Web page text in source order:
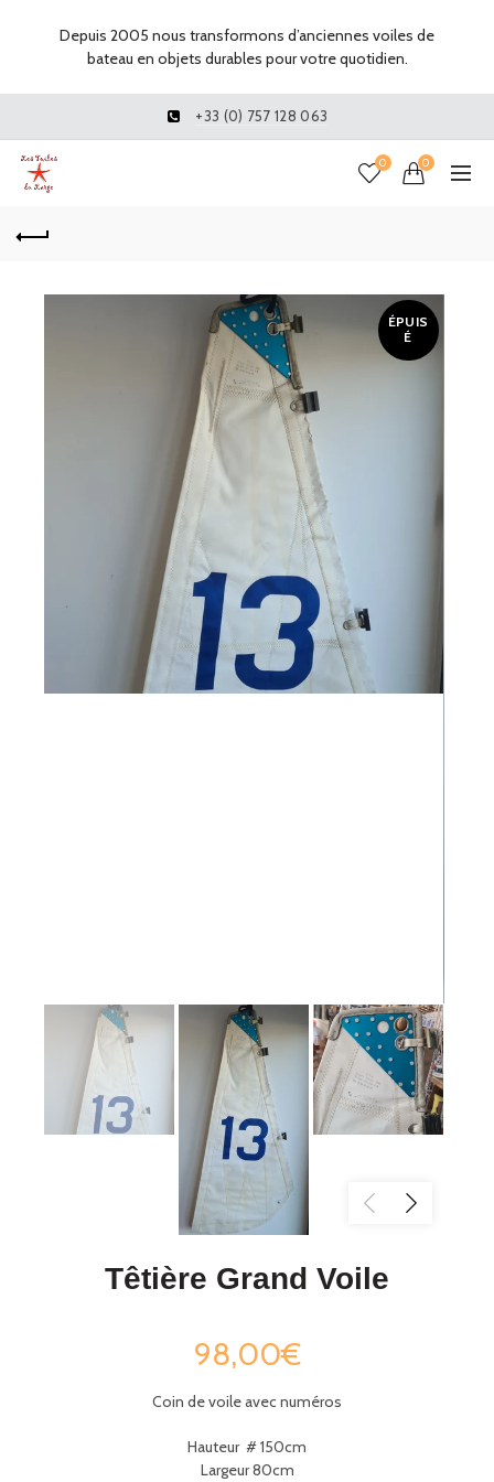
+33 (0) 757 128 063
0 0
ÉPUIS
É
Têtière Grand Voile
98,00€
Coin de voile avec numéros
Hauteur # 150cm
Largeur 80cm
Depuis 2005 nous transformons d’anciennes voiles de
bateau en objets durables pour votre quotidien.